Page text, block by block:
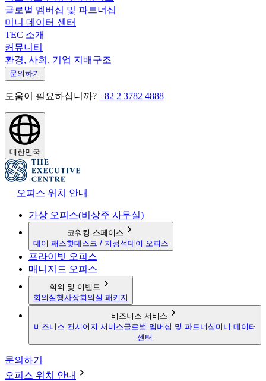
글로벌 멤버십 및 파트너십
미니 데이터 센터
TEC 소개
커뮤니티
환경, 사회, 기업 지배구조
문의하기
도움이 필요하십니까? +82 2 3782 4888
대한민국
오피스 위치 안내
가상 오피스(비상주 사무실)
코워킹 스페이스
데이 패스핫데스크 / 지정석데이 오피스
프라이빗 오피스
매니지드 오피스
회의 및 이벤트
회의실행사장회의실 패키지
비즈니스 서비스
비즈니스 컨시어지 서비스글로벌 멤버십 및 파트너십 미니 데이터
센터
문의하기
오피스 위치 안내